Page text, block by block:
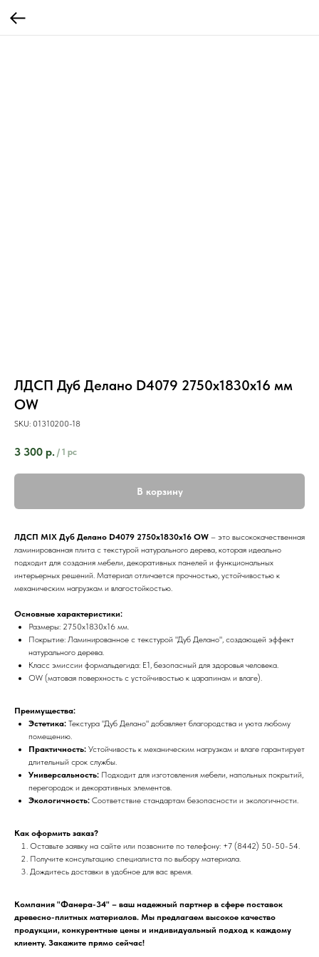
ЛДСП Дуб Делано D4079 2750х1830х16 мм
OW
SKU: 01310200-18
3 300 р. / 1 pc
В корзину
ЛДСП MIX Дуб Делано D4079 2750х1830х16 OW – это высококачественная
ламинированная плита с текстурой натурального дерева, которая идеально
подходит для создания мебели, декоративных панелей и функциональных
интерьерных решений. Материал отличается прочностью, устойчивостью к
механическим нагрузкам и влагостойкостью.
Основные характеристики:
Размеры: 2750х1830х16 мм.
Покрытие: Ламинированное с текстурой "Дуб Делано", создающей эффект
натурального дерева.
Класс эмиссии формальдегида: Е1, безопасный для здоровья человека.
OW (матовая поверхность с устойчивостью к царапинам и влаге).
Преимущества:
Эстетика: Текстура "Дуб Делано" добавляет благородства и уюта любому
помещению.
Практичность: Устойчивость к механическим нагрузкам и влаге гарантирует
длительный срок службы.
Универсальность: Подходит для изготовления мебели, напольных покрытий,
перегородок и декоративных элементов.
Экологичность: Соответствие стандартам безопасности и экологичности.
Как оформить заказ?
Оставьте заявку на сайте или позвоните по телефону: +7 (8442) 50-50-54.
Получите консультацию специалиста по выбору материала.
Дождитесь доставки в удобное для вас время.
Компания "Фанера-34" – ваш надежный партнер в сфере поставок
древесно-плитных материалов. Мы предлагаем высокое качество
продукции, конкурентные цены и индивидуальный подход к каждому
клиенту. Закажите прямо сейчас!